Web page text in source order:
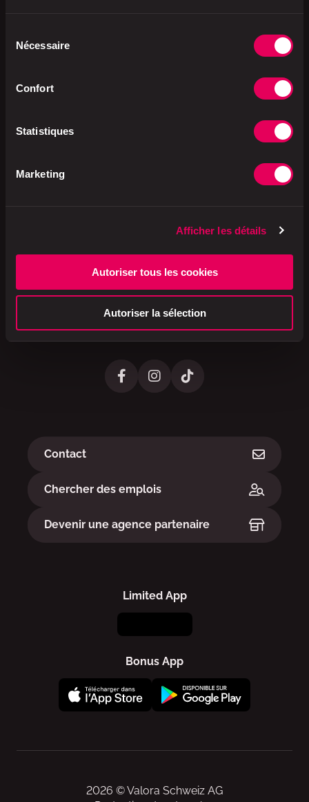
Nécessaire
Confort
Statistiques
Marketing
Afficher les détails
Autoriser tous les cookies
Autoriser la sélection
des jeunes. Avec ses plus de 80 produits, notre
dynamique, indépendant et, de plus en plus, durable
Valora Schweiz AG
Hofackerstrasse 40
4132 Muttenz
Suisse
Contact
Chercher des emplois
Devenir une agence partenaire
Limited App
Bonus App
2026 © Valora Schweiz AG